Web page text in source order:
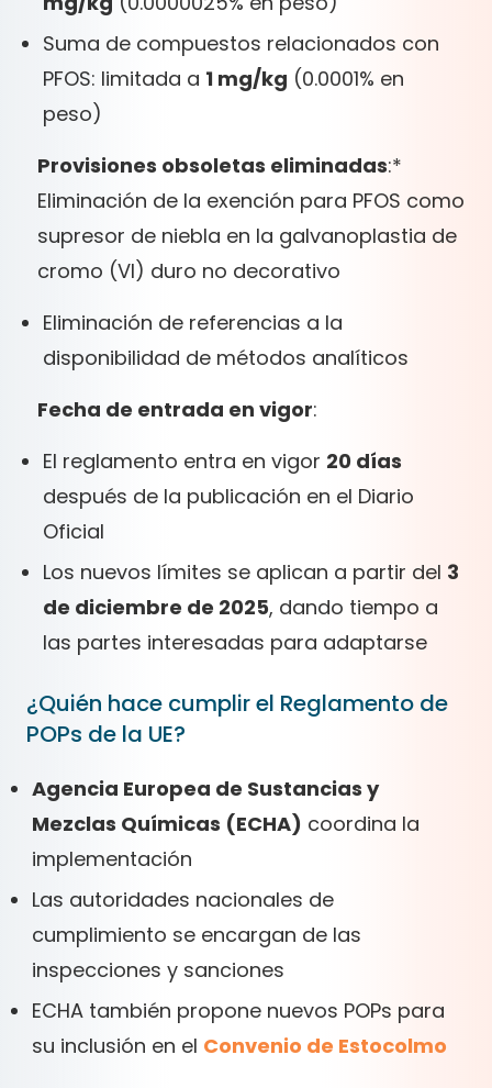
Suma de compuestos relacionados con
PFOS: limitada a 1 mg/kg (0.0001% en
peso)
Provisiones obsoletas eliminadas:*
Eliminación de la exención para PFOS como
supresor de niebla en la galvanoplastia de
cromo (VI) duro no decorativo
Eliminación de referencias a la
disponibilidad de métodos analíticos
Fecha de entrada en vigor:
El reglamento entra en vigor 20 días
después de la publicación en el Diario
Oficial
Los nuevos límites se aplican a partir del 3
de diciembre de 2025, dando tiempo a
las partes interesadas para adaptarse
¿Quién hace cumplir el Reglamento de
POPs de la UE?
Agencia Europea de Sustancias y
Mezclas Químicas (ECHA) coordina la
implementación
Las autoridades nacionales de
cumplimiento se encargan de las
inspecciones y sanciones
ECHA también propone nuevos POPs para
su inclusión en el Convenio de Estocolmo